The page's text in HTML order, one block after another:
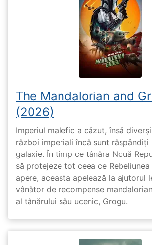
The Mandalorian and
(2026)
Imperiul malefic a căzut, însă
război imperiali încă sunt răspândiți
galaxie. În timp ce tânăra Nouă
să protejeze tot ceea ce
apere, aceasta apelează la ajutorul
vânător de recompense
al tânărului său ucenic, Grogu.